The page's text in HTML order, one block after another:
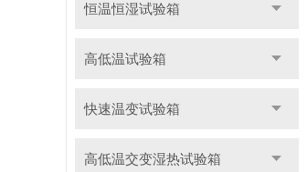
恒温恒湿试验箱
高低温试验箱
快速温变试验箱
高低温交变湿热试验箱